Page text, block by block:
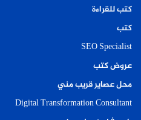
كتب للقراءة
كتب
SEO Specialist
عروض كتب
محل عصاير قريب مني
Digital Transformation Consultant